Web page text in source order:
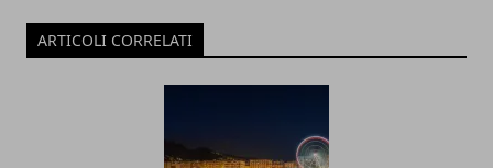
ARTICOLI CORRELATI